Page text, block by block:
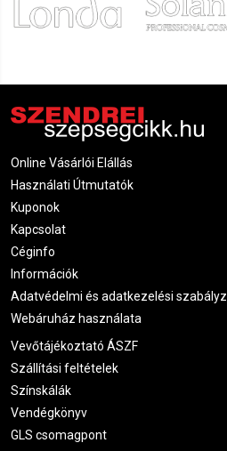
Online Vásárlói Elállás
Használati Útmutatók
Kuponok
Kapcsolat
Céginfo
Információk
Adatvédelmi és adatkezelési
Webáruház használata
Vevőtájékoztató ÁSZF
Szállítási feltételek
Színskálák
Vendégkönyv
GLS csomagpont